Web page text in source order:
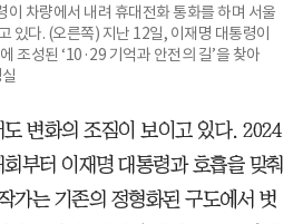
이 차량에서 내려 휴대전화 통화를 하며 서울
있다. (오른쪽) 지난 12일, 이재명 대통령이
조성된 ‘10·29 기억과 안전의 길’을 찾아
변화의 조짐이 보이고 있다. 2024
부터 이재명 대통령과 호흡을 맞춰
가는 기존의 정형화된 구도에서 벗